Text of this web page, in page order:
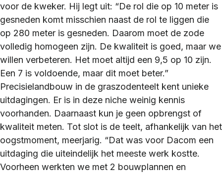
voor de kweker. Hij legt uit: “De rol die op 10 meter is
gesneden komt misschien naast de rol te liggen die
op 280 meter is gesneden. Daarom moet de zode
volledig homogeen zijn. De kwaliteit is goed, maar we
willen verbeteren. Het moet altijd een 9,5 op 10 zijn.
Een 7 is voldoende, maar dit moet beter.”
Precisielandbouw in de graszodenteelt kent unieke
uitdagingen. Er is in deze niche weinig kennis
voorhanden. Daarnaast kun je geen opbrengst of
kwaliteit meten. Tot slot is de teelt, afhankelijk van het
oogstmoment, meerjarig. “Dat was voor Dacom een
uitdaging die uiteindelijk het meeste werk kostte.
Voorheen werkten we met 2 bouwplannen en